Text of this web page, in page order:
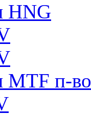
HNG
MTF п-